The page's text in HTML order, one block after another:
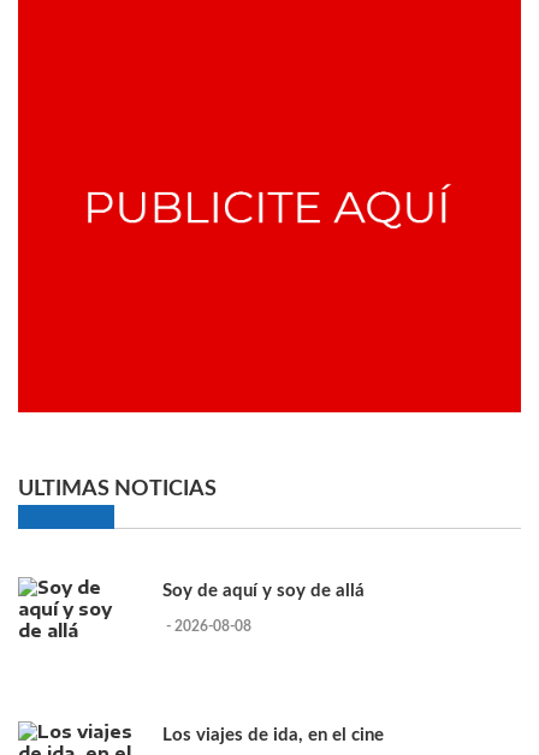
ULTIMAS NOTICIAS
Soy de aquí y soy de allá
- 2026-08-08
Los viajes de ida, en el cine